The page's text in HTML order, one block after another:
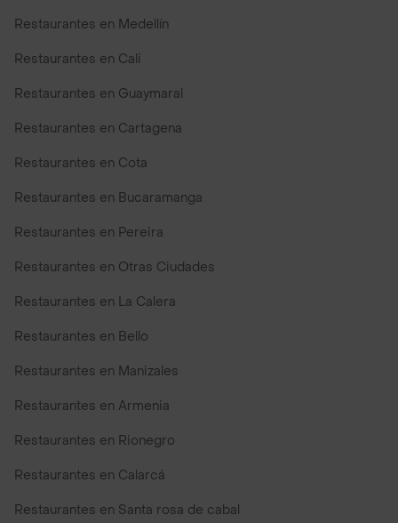
Restaurantes en Medellín
Restaurantes en Cali
Restaurantes en Guaymaral
Restaurantes en Cartagena
Restaurantes en Cota
Restaurantes en Bucaramanga
Restaurantes en Pereira
Restaurantes en Otras Ciudades
Restaurantes en La Calera
Restaurantes en Bello
Restaurantes en Manizales
Restaurantes en Armenia
Restaurantes en Rionegro
Restaurantes en Calarcá
Restaurantes en Santa rosa de cabal